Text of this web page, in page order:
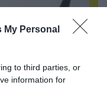
My Personal
to third parties, or
information for